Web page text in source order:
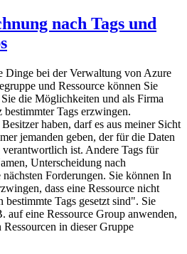
nach Tags und
Dinge bei der Verwaltung von Azure
und Ressource können Sie
die Möglichkeiten und als Firma
Tags erzwingen.
haben, darf es aus meiner Sicht
jemanden geben, der für die Daten
ist. Andere Tags für
Unterscheidung nach
Forderungen. Sie können In
dass eine Ressource nicht
Tags gesetzt sind". Sie
auf eine Ressource Group anwenden,
Ressourcen in dieser Gruppe